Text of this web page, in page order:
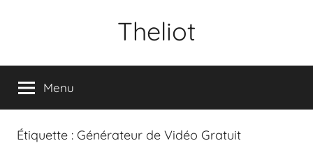
Theliot
Menu
Étiquette : Générateur de Vidéo Gratuit